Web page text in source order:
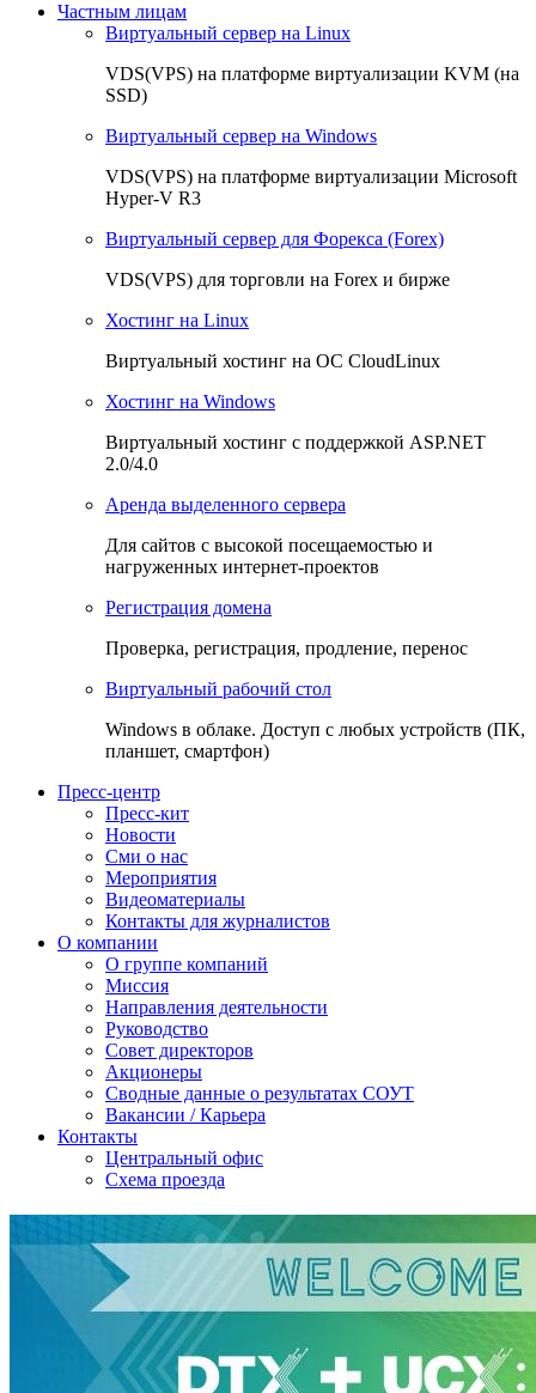
Частным лицам
Виртуальный сервер на Linux
VDS(VPS) на платформе виртуализации KVM (на
SSD)
Виртуальный сервер на Windows
VDS(VPS) на платформе виртуализации Microsoft
Hyper-V R3
Виртуальный сервер для Форекса (Forex)
VDS(VPS) для торговли на Forex и бирже
Хостинг на Linux
Виртуальный хостинг на OC CloudLinux
Хостинг на Windows
Виртуальный хостинг с поддержкой ASP.NET
2.0/4.0
Аренда выделенного сервера
Для сайтов с высокой посещаемостью и
нагруженных интернет-проектов
Регистрация домена
Проверка, регистрация, продление, перенос
Виртуальный рабочий стол
Windows в облаке. Доступ с любых устройств (ПК,
планшет, смартфон)
Пресс-центр
Пресс-кит
Новости
Сми о нас
Мероприятия
Видеоматериалы
Контакты для журналистов
О компании
О группе компаний
Миссия
Направления деятельности
Руководство
Совет директоров
Акционеры
Сводные данные о результатах СОУТ
Вакансии / Карьера
Контакты
Центральный офис
Схема проезда